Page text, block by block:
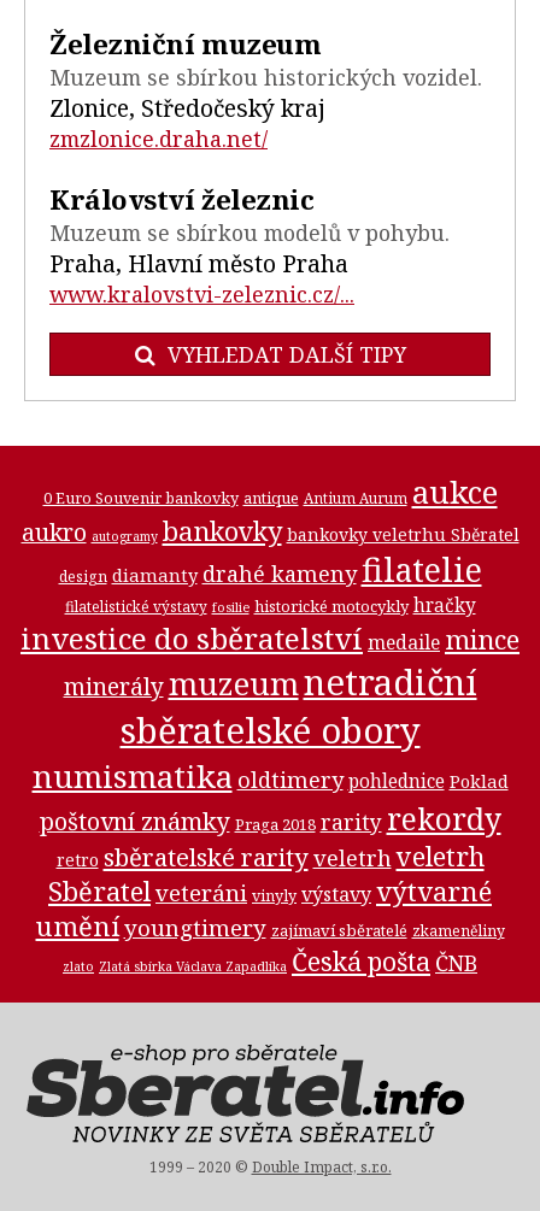
Železniční muzeum
Muzeum se sbírkou historických vozidel.
Zlonice, Středočeský kraj
zmzlonice.draha.net/
Království železnic
Muzeum se sbírkou modelů v pohybu.
Praha, Hlavní město Praha
www.kralovstvi-zeleznic.cz/...
VYHLEDAT DALŠÍ TIPY
0 Euro Souvenir bankovky antique Antium Aurum aukce
aukro autogramy bankovky bankovky veletrhu Sběratel
design diamanty drahé kamenyfilatelie
filatelistické výstavy fosilie historické motocykly hračky
investice do sběratelství medaile mince
minerálymuzeumnetradiční
sběratelské obory
numismatika oldtimery pohlednice Poklad
poštovní známky Praga 2018 rarity rekordy
retro sběratelské rarityveletrhveletrh
Sběratelveteráni vinyly výstavyvýtvarné
uměníyoungtimery zajímaví sběratelé zkameněliny
zlato Zlatá sbírka Václava Zapadlíka Česká pošta ČNB
1999 – 2020 © Double Impact, s.r.o.